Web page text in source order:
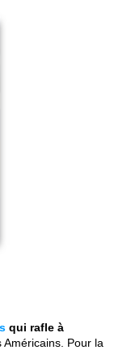
qui rafle à
Pour la